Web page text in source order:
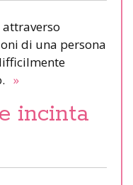
attraverso
di una persona
»
incinta